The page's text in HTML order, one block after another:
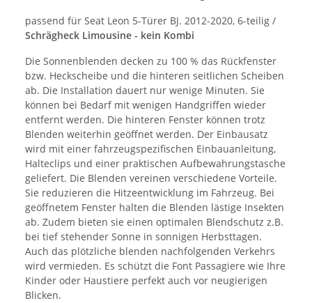
passend für Seat Leon 5-Türer BJ. 2012-2020, 6-teilig /
Schrägheck Limousine - kein Kombi
Die Sonnenblenden decken zu 100 % das Rückfenster
bzw. Heckscheibe und die hinteren seitlichen Scheiben
ab. Die Installation dauert nur wenige Minuten. Sie
können bei Bedarf mit wenigen Handgriffen wieder
entfernt werden. Die hinteren Fenster können trotz
Blenden weiterhin geöffnet werden. Der Einbausatz
wird mit einer fahrzeugspezifischen Einbauanleitung,
Halteclips und einer praktischen Aufbewahrungstasche
geliefert. Die Blenden vereinen verschiedene Vorteile.
Sie reduzieren die Hitzeentwicklung im Fahrzeug. Bei
geöffnetem Fenster halten die Blenden lästige Insekten
ab. Zudem bieten sie einen optimalen Blendschutz z.B.
bei tief stehender Sonne in sonnigen Herbsttagen.
Auch das plötzliche blenden nachfolgenden Verkehrs
wird vermieden. Es schützt die Font Passagiere wie Ihre
Kinder oder Haustiere perfekt auch vor neugierigen
Blicken.